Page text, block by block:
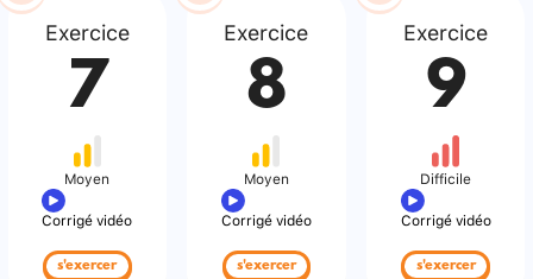
Exercice
7
Moyen
Corrigé vidéo
s'exercer
Exercice
8
Moyen
Corrigé vidéo
s'exercer
Exercice
9
Difficile
Corrigé vidéo
s'exercer